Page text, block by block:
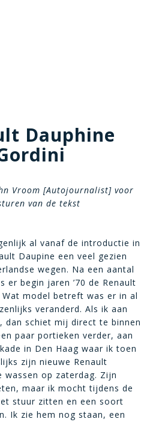
Dauphine
Vroom [Autojournalist] voor
van de tekst
al vanaf de introductie in
Daupine een veel gezien
wegen. Na een aantal
er begin jaren ’70 de Renault
Wat model betreft was er in al
veranderd. Als ik aan
dan schiet mij direct te binnen
paar portieken verder, aan
in Den Haag waar ik toen
zijn nieuwe Renault
wassen op zaterdag. Zijn
maar ik mocht tijdens de
stuur zitten en een soort
Ik zie hem nog staan, een